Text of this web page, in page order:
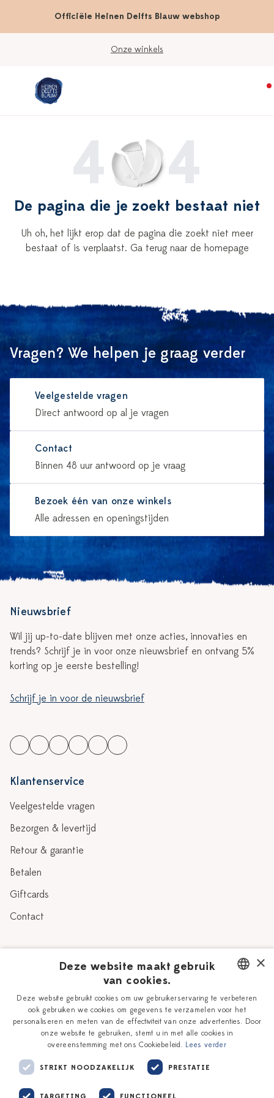
Officiële Heinen Delfts Blauw webshop
Onze winkels
De pagina die je zoekt bestaat niet
Uh oh, het lijkt erop dat de pagina die zoekt niet meer
bestaat of is verplaatst. Ga terug naar de homepage
Vragen? We helpen je graag verder
Veelgestelde vragen
Direct antwoord op al je vragen
Contact
Binnen 48 uur antwoord op je vraag
Bezoek één van onze winkels
Alle adressen en openingstijden
Nieuwsbrief
Wil jij up-to-date blijven met onze acties, innovaties en
trends? Schrijf je in voor onze nieuwsbrief en ontvang 5%
korting op je eerste bestelling!
Schrijf je in voor de nieuwsbrief
Klantenservice
Veelgestelde vragen
Bezorgen & levertijd
Retour & garantie
Betalen
Giftcards
Contact
Verhaal
Onze plateelschilders
Delfts Blauw
Workshops
Vacatures
Zakelijk
DUTCH
ENGLISH
×
Deze website maakt gebruik
van cookies.
Deze website gebruikt cookies om uw gebruikerservaring te verbeteren
ook gebruiken we cookies om gegevens te verzamelen voor het
personaliseren en meten van de effectiviteit van onze advertenties. Door
onze website te gebruiken, stemt u in met alle cookies in
overeenstemming met ons Cookiebeleid. Lees verder
STRIKT NOODZAKELIJK PRESTATIE
TARGETING FUNCTIONEEL